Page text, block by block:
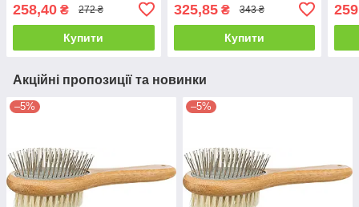
258,40 ₴ 272 ₴
Купити
325,85₴ 343 ₴
Купити
Акційні пропозиції та новинки
–5% –5%